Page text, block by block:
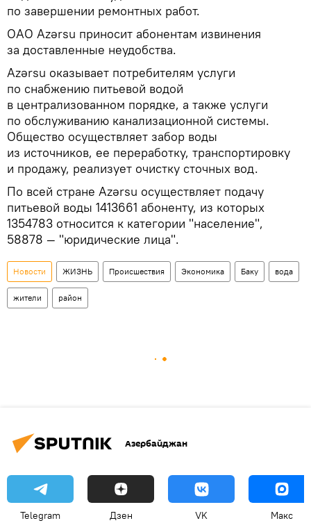
по завершении ремонтных работ.
ОАО Azərsu приносит абонентам извинения
за доставленные неудобства.
Azərsu оказывает потребителям услуги
по снабжению питьевой водой
в централизованном порядке, а также услуги
по обслуживанию канализационной системы.
Общество осуществляет забор воды
из источников, ее переработку, транспортировку
и продажу, реализует очистку сточных вод.
По всей стране Azərsu осуществляет подачу
питьевой воды 1413661 абоненту, из которых
1354783 относится к категории "население",
58878 — "юридические лица".
Новости ЖИЗНЬ Происшествия Экономика Баку вода
жители район
Азербайджан
Telegram Дзен VK Макс